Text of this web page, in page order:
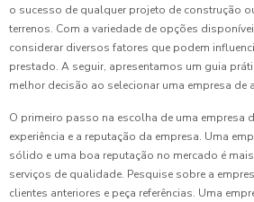
o sucesso de qualquer projeto de construção
terrenos. Com a variedade de opções
considerar diversos fatores que podem
prestado. A seguir, apresentamos um guia
melhor decisão ao selecionar uma empresa de
O primeiro passo na escolha de uma empresa
experiência e a reputação da empresa. Uma
sólido e uma boa reputação no mercado é
serviços de qualidade. Pesquise sobre a
clientes anteriores e peça referências. Uma